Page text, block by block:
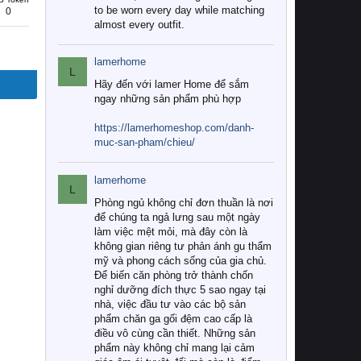
0
to be worn every day while matching
almost every outfit.
L
lamerhome
Hãy đến với lamer Home để sắm
ngay những sản phẩm phù hợp
https://lamerhomeshop.com/danh-
muc-san-pham/chieu/
L
lamerhome
Phòng ngủ không chỉ đơn thuần là nơi
để chúng ta ngả lưng sau một ngày
làm việc mệt mỏi, mà đây còn là
không gian riêng tư phản ánh gu thẩm
mỹ và phong cách sống của gia chủ.
Để biến căn phòng trở thành chốn
nghỉ dưỡng đích thực 5 sao ngay tại
nhà, việc đầu tư vào các bộ sản
phẩm chăn ga gối đệm cao cấp là
điều vô cùng cần thiết. Những sản
phẩm này không chỉ mang lại cảm